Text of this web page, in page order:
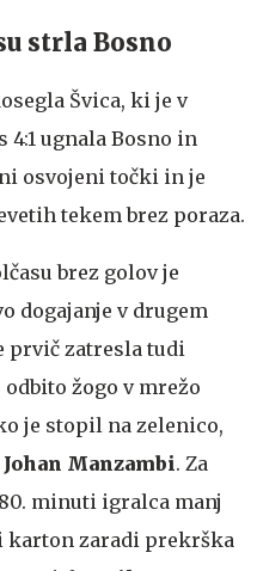
strla Bosno
Švica, ki je v
ugnala Bosno in
osvojeni točki in je
tekem brez poraza.
brez golov je
dogajanje v drugem
prvič zatresla tudi
žogo v mrežo
je stopil na zelenico,
Johan Manzambi. Za
minuti igralca manj
karton zaradi prekrška